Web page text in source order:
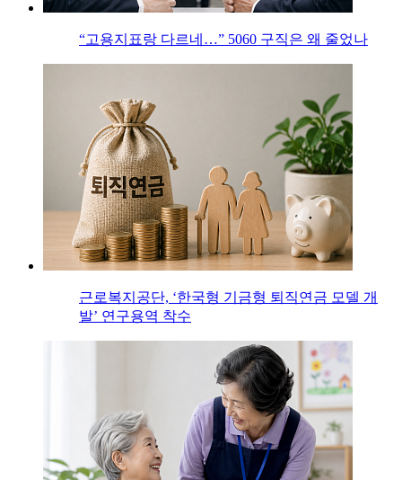
“고용지표랑 다르네…” 5060 구직은 왜 줄었나
근로복지공단, ‘한국형 기금형 퇴직연금 모델 개
발’ 연구용역 착수